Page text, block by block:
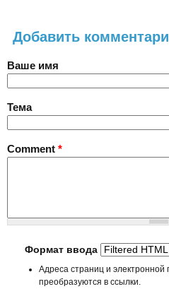
Добавить
Ваше имя
Тема
Comment *
Формат ввода
Адреса страниц и электронной
преобразуются в ссылки.